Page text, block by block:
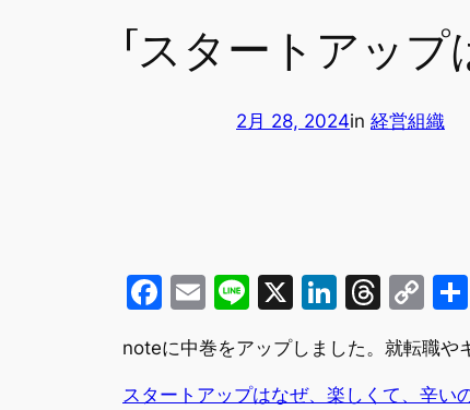
「スタートアッ
2月 28, 2024in 経営組織
Facebook
Email
Line
X LinkedIn
noteに中巻をアップしました。就転職や
スタートアップはなぜ、楽しくて、辛